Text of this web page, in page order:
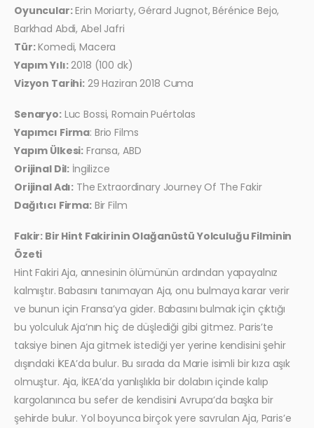
Oyuncular:Erin Moriarty, Gérard Jugnot, Bérénice Bejo,
Barkhad Abdi, Abel Jafri
Tür:Komedi, Macera
Yapım Yılı:2018 (100 dk)
Vizyon Tarihi: 29 Haziran 2018 Cuma
Senaryo:Luc Bossi, Romain Puértolas
Yapımcı Firma: Brio Films
Yapım Ülkesi: Fransa, ABD
Orijinal Dil: İngilizce
Orijinal Adı: The Extraordinary Journey Of The Fakir
Dağıtıcı Firma:Bir Film
Fakir: Bir Hint Fakirinin Olağanüstü Yolculuğu Filminin
Özeti
Hint Fakiri Aja, annesinin ölümünün ardından yapayalnız
kalmıştır. Babasını tanımayan Aja, onu bulmaya karar verir
ve bunun için Fransa’ya gider. Babasını bulmak için çıktığı
bu yolculuk Aja’nın hiç de düşlediği gibi gitmez. Paris’te
taksiye binen Aja gitmek istediği yer yerine kendisini şehir
dışındaki İKEA’da bulur. Bu sırada da Marie isimli bir kıza aşık
olmuştur. Aja, İKEA’da yanlışlıkla bir dolabın içinde kalıp
kargolanınca bu sefer de kendisini Avrupa’da başka bir
şehirde bulur. Yol boyunca birçok yere savrulan Aja, Paris’e